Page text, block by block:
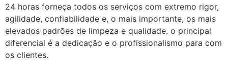
24 horas forneça todos os serviços com extremo rigor,
agilidade, confiabilidade e, o mais importante, os mais
elevados padrões de limpeza e qualidade. o principal
diferencial é a dedicação e o profissionalismo para com
os clientes.